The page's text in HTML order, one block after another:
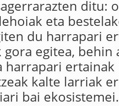
ditu:
eta
du harrapari
gora egitea,
harrapari ertainak
kalte larriak
bai ekosistemei.